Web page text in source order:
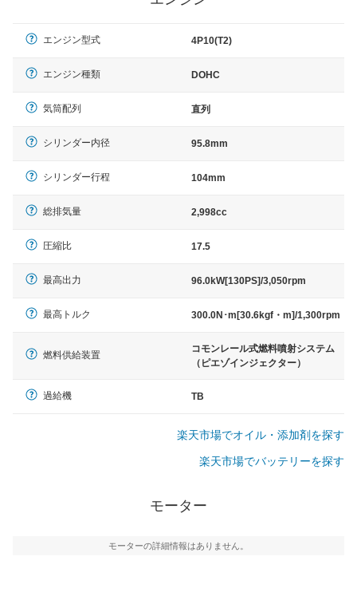
エンジン型式 4P10(T2)
エンジン種類 DOHC
気筒配列 直列
シリンダー内径 95.8mm
シリンダー行程 104mm
総排気量 2,998cc
圧縮比 17.5
最高出力 96.0kW[130PS]/3,050rpm
最高トルク 300.0N･m[30.6kgf・m]/1,300rpm
燃料供給装置
コモンレール式燃料噴射システム
（ピエゾインジェクター）
過給機 TB
楽天市場でオイル・添加剤を探す
楽天市場でバッテリーを探す
モーター
モーターの詳細情報はありません。